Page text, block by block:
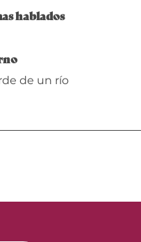
hablados
hablados
de un río